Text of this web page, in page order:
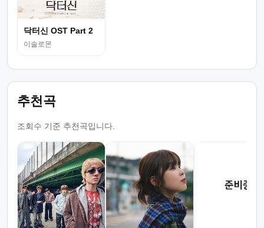
닥터신 OST Part 2
이솔로몬
추천곡
조회수 기준 추천곡입니다.